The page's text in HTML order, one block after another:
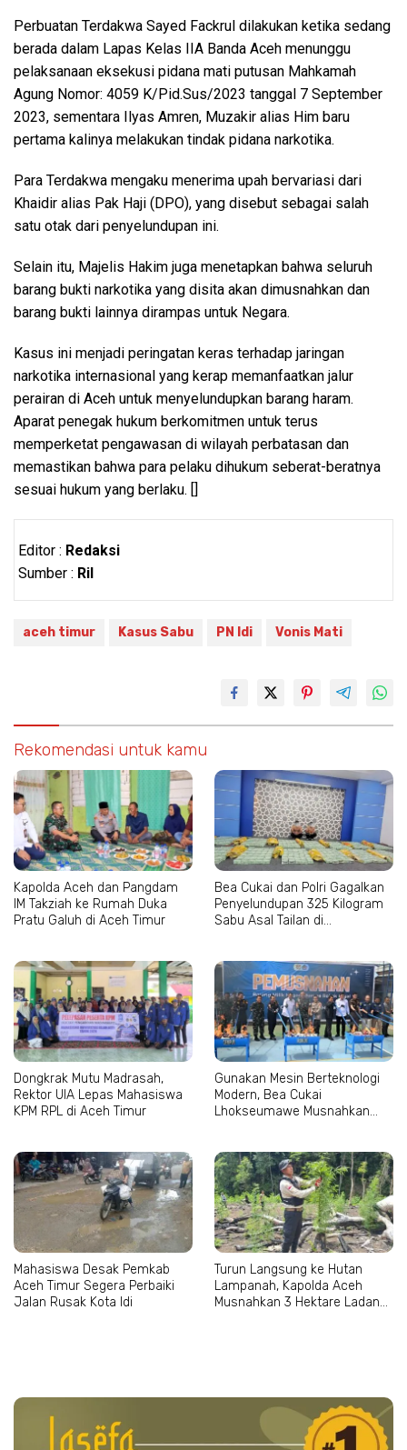
Perbuatan Terdakwa Sayed Fackrul dilakukan ketika sedang
berada dalam Lapas Kelas IIA Banda Aceh menunggu
pelaksanaan eksekusi pidana mati putusan Mahkamah
Agung Nomor: 4059 K/Pid.Sus/2023 tanggal 7 September
2023, sementara Ilyas Amren, Muzakir alias Him baru
pertama kalinya melakukan tindak pidana narkotika.
Para Terdakwa mengaku menerima upah bervariasi dari
Khaidir alias Pak Haji (DPO), yang disebut sebagai salah
satu otak dari penyelundupan ini.
Selain itu, Majelis Hakim juga menetapkan bahwa seluruh
barang bukti narkotika yang disita akan dimusnahkan dan
barang bukti lainnya dirampas untuk Negara.
Kasus ini menjadi peringatan keras terhadap jaringan
narkotika internasional yang kerap memanfaatkan jalur
perairan di Aceh untuk menyelundupkan barang haram.
Aparat penegak hukum berkomitmen untuk terus
memperketat pengawasan di wilayah perbatasan dan
memastikan bahwa para pelaku dihukum seberat-beratnya
sesuai hukum yang berlaku. []
Editor : Redaksi
Sumber : Ril
aceh timur Kasus Sabu PN Idi Vonis Mati
Rekomendasi untuk kamu
Kapolda Aceh dan Pangdam
IM Takziah ke Rumah Duka
Pratu Galuh di Aceh Timur
Bea Cukai dan Polri Gagalkan
Penyelundupan 325 Kilogram
Sabu Asal Tailan di
Dongkrak Mutu Madrasah,
Rektor UIA Lepas Mahasiswa
KPM RPL di Aceh Timur
Gunakan Mesin Berteknologi
Modern, Bea Cukai
Lhokseumawe Musnahkan
Mahasiswa Desak Pemkab
Aceh Timur Segera Perbaiki
Jalan Rusak Kota Idi
Turun Langsung ke Hutan
Lampanah, Kapolda Aceh
Musnahkan 3 Hektare Ladang